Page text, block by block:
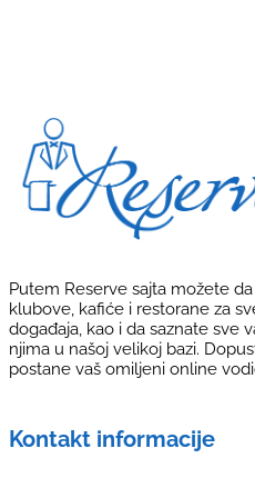
Putem Reserve sajta možete
klubove, kafiće i restorane za
događaja, kao i da saznate sve
njima u našoj velikoj bazi.
postane vaš omiljeni online
Kontakt informacije